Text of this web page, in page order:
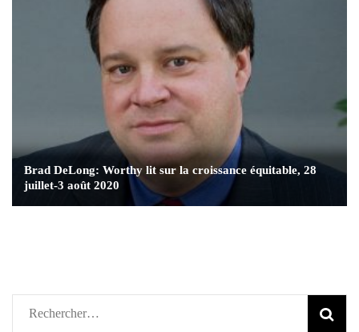
Brad DeLong: Worthy lit sur la croissance équitable, 28
juillet-3 août 2020
Rechercher :